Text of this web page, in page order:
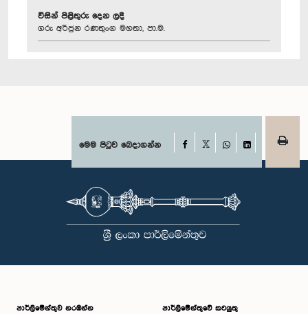
විසින් පිළිතුරු දෙන ලදී
ගරු අර්ජුන රණතුංග මහතා, පා.ම.
මෙම පිටුව බෙදාගන්න Facebook
WhatsAppLinkedIn
පාර්ලි‌මේන්තුව නරඹන්න පාර්ලිමේන්තුවේ කටයුතු